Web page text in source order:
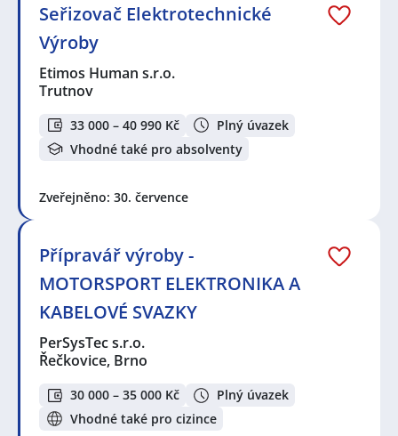
Seřizovač Elektrotechnické
Výroby
Etimos Human s.r.o.
Trutnov
33 000 – 40 990 Kč
Plný úvazek
Vhodné také pro absolventy
Zveřejněno: 30. července
Přípravář výroby -
MOTORSPORT ELEKTRONIKA A
KABELOVÉ SVAZKY
PerSysTec s.r.o.
Řečkovice, Brno
30 000 – 35 000 Kč
Plný úvazek
Vhodné také pro cizince